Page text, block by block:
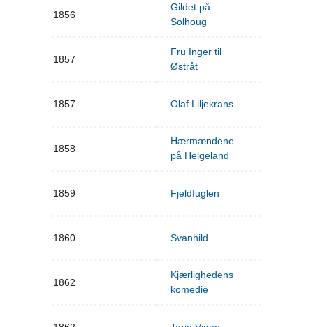
1856
Gildet på
Solhoug
1857
Fru Inger til
Østråt
1857 Olaf Liljekrans
1858
Hærmændene
på Helgeland
1859 Fjeldfuglen
1860 Svanhild
1862
Kjærlighedens
komedie